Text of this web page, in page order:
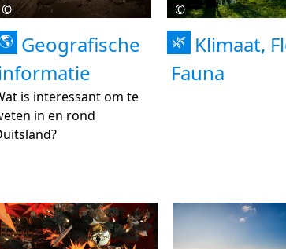
©
🌎 Geografische
informatie
is interessant om te
in en rond
©
🌿
Klimaat,
Fauna